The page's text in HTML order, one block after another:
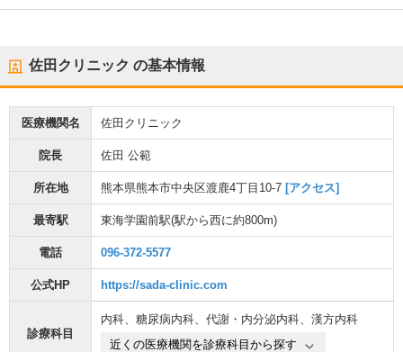
佐田クリニック の基本情報
医療機関名 佐田クリニック
院長 佐田 公範
所在地 熊本県熊本市中央区渡鹿4丁目10-7 [アクセス]
最寄駅 東海学園前駅(駅から西に約800m)
電話 096-372-5577
公式HP https://sada-clinic.com
診療科目
内科、 糖尿病内科、 代謝・内分泌内科、 漢方内科
近くの医療機関を診療科目から探す